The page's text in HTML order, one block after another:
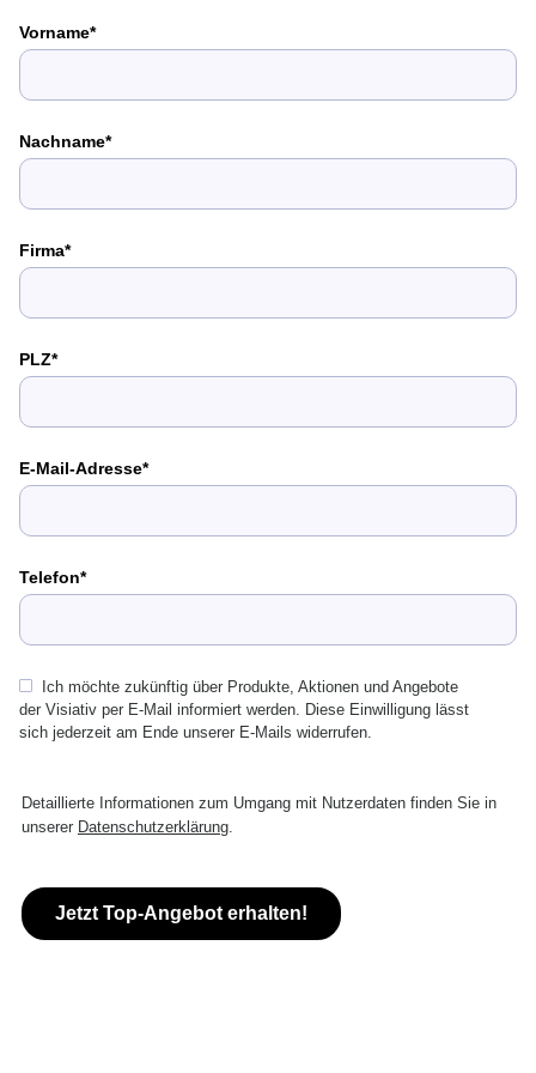
Vorname
Nachname
Firma
PLZ
E-Mail-Adresse
Telefon
Ich möchte zukünftig über Produkte, Aktionen und Angebote
der Visiativ per E-Mail informiert werden. Diese Einwilligung lässt
sich jederzeit am Ende unserer E-Mails widerrufen.
Detaillierte Informationen zum Umgang mit Nutzerdaten finden Sie in
unserer Datenschutzerklärung.